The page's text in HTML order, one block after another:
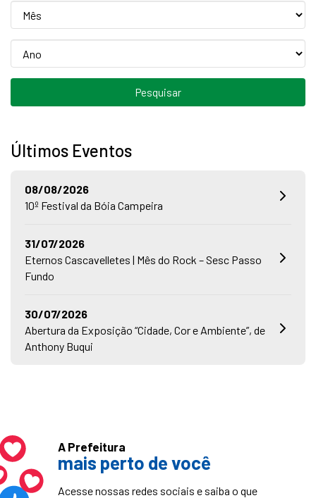
Últimos Eventos
08/08/2026
10º Festival da Bóia Campeira
31/07/2026
Eternos Cascavelletes | Mês do Rock – Sesc Passo
Fundo
30/07/2026
Abertura da Exposição “Cidade, Cor e Ambiente”, de
Anthony Buqui
A Prefeitura
mais perto de você
Acesse nossas redes sociais e saiba o que